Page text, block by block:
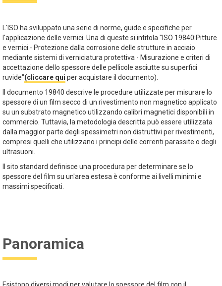
L'ISO ha sviluppato una serie di norme, guide e specifiche per
l'applicazione delle vernici. Una di queste si intitola "ISO 19840:Pitture
e vernici - Protezione dalla corrosione delle strutture in acciaio
mediante sistemi di verniciatura protettiva - Misurazione e criteri di
accettazione dello spessore delle pellicole asciutte su superfici
ruvide"(cliccare qui per acquistare il documento).
Il documento 19840 descrive le procedure utilizzate per misurare lo
spessore di un film secco di un rivestimento non magnetico applicato
su un substrato magnetico utilizzando calibri magnetici disponibili in
commercio. Tuttavia, la metodologia descritta può essere utilizzata
dalla maggior parte degli spessimetri non distruttivi per rivestimenti,
compresi quelli che utilizzano i principi delle correnti parassite o degli
ultrasuoni.
Il sito standard definisce una procedura per determinare se lo
spessore del film su un'area estesa è conforme ai livelli minimi e
massimi specificati.
Panoramica